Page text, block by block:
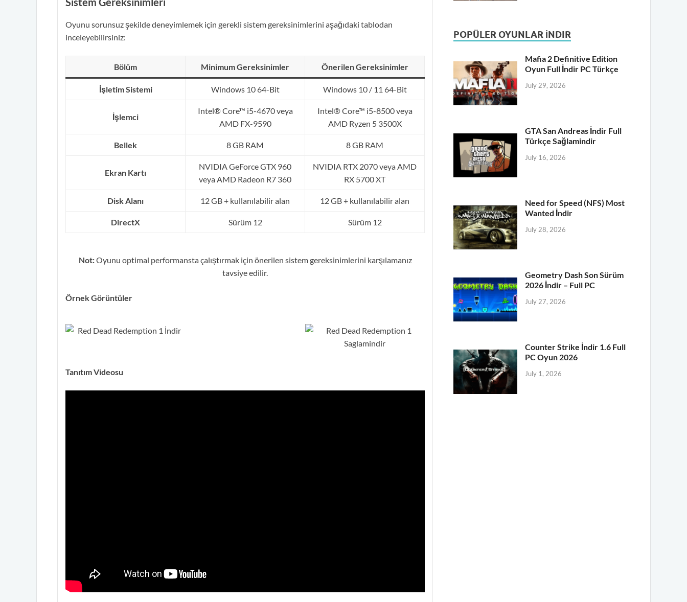
Oyunu sorunsuz şekilde deneyimlemek için gerekli sistem gereksinimlerini aşağıdaki tablodan
inceleyebilirsiniz:
Bölüm Minimum Gereksinimler Önerilen Gereksinimler
İşletim Sistemi Windows 10 64-Bit Windows 10 / 11 64-Bit
İşlemci
Intel® Core™ i5-4670 veya
AMD FX-9590
Intel® Core™ i5-8500 veya
AMD Ryzen 5 3500X
Bellek 8 GB RAM 8 GB RAM
Ekran Kartı
NVIDIA GeForce GTX 960
veya AMD Radeon R7 360
NVIDIA RTX 2070 veya AMD
RX 5700 XT
Disk Alanı 12 GB + kullanılabilir alan 12 GB + kullanılabilir alan
DirectX Sürüm 12 Sürüm 12
Not:Oyunu optimal performansta çalıştırmak için önerilen sistem gereksinimlerini karşılamanız
tavsiye edilir.
Örnek Görüntüler
Tanıtım Videosu
POPÜLER OYUNLAR İNDIR
Mafia 2 Definitive Edition
Oyun Full İndir PC Türkçe
July 29, 2026
GTA San Andreas İndir Full
Türkçe Sağlamindir
July 16, 2026
Need for Speed (NFS) Most
Wanted İndir
July 28, 2026
Geometry Dash Son Sürüm
2026 İndir – Full PC
July 27, 2026
Counter Strike İndir 1.6 Full
PC Oyun 2026
July 1, 2026